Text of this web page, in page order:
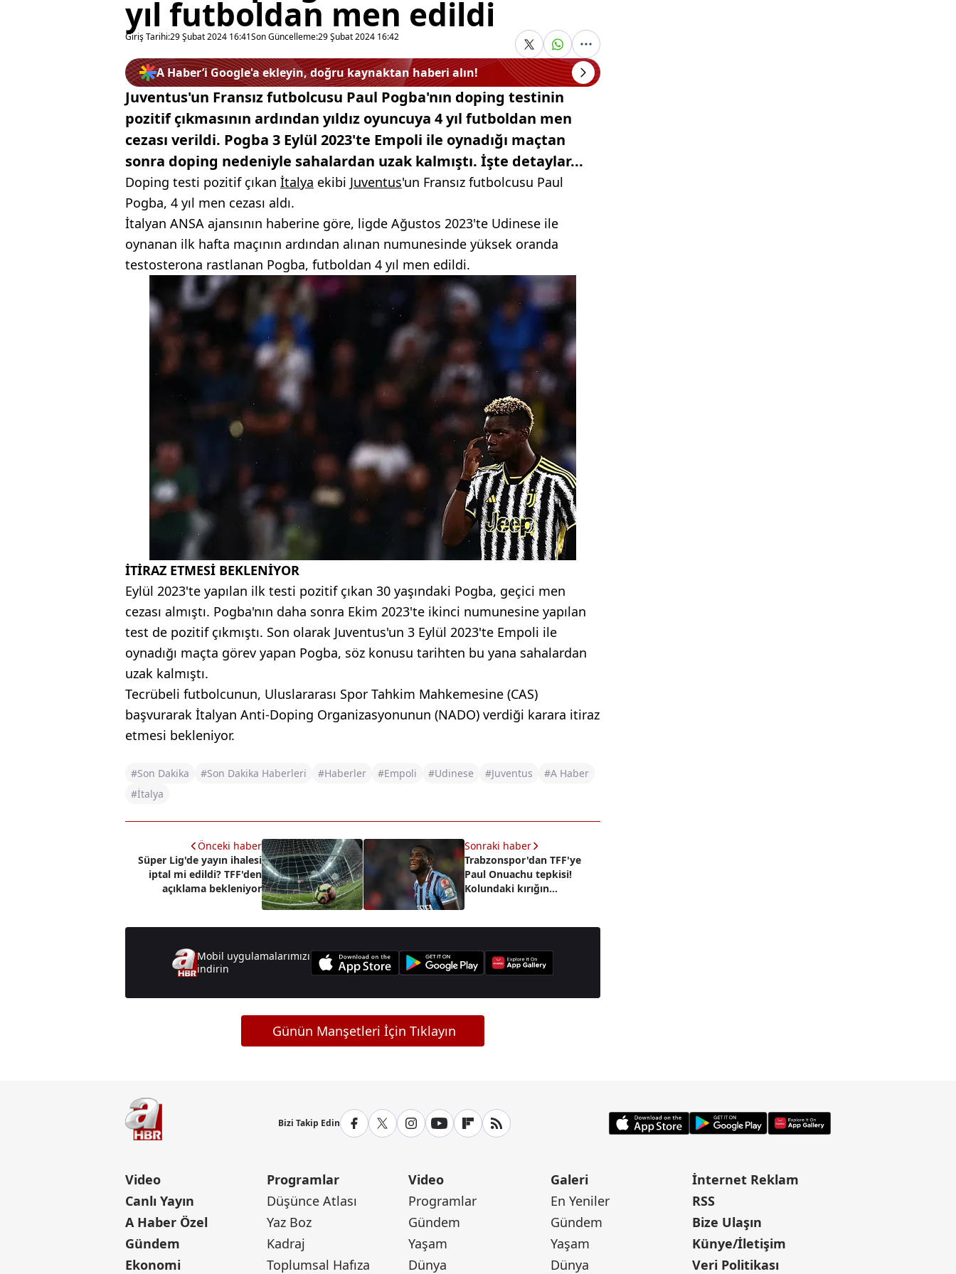
yıl futboldan men edildi
Giriş Tarihi:29 Şubat 2024 16:41Son Güncelleme:29 Şubat 2024 16:42
A Haber’i Google'a ekleyin, doğru kaynaktan haberi alın!
Juventus'un Fransız futbolcusu Paul Pogba'nın doping testinin
pozitif çıkmasının ardından yıldız oyuncuya 4 yıl futboldan men
cezası verildi. Pogba 3 Eylül 2023'te Empoli ile oynadığı maçtan
sonra doping nedeniyle sahalardan uzak kalmıştı. İşte detaylar...
Doping testi pozitif çıkan İtalya ekibi Juventus'un Fransız futbolcusu Paul
Pogba, 4 yıl men cezası aldı.
İtalyan ANSA ajansının haberine göre, ligde Ağustos 2023'te Udinese ile
oynanan ilk hafta maçının ardından alınan numunesinde yüksek oranda
testosterona rastlanan Pogba, futboldan 4 yıl men edildi.
İTİRAZ ETMESİ BEKLENİYOR
Eylül 2023'te yapılan ilk testi pozitif çıkan 30 yaşındaki Pogba, geçici men
cezası almıştı. Pogba'nın daha sonra Ekim 2023'te ikinci numunesine yapılan
test de pozitif çıkmıştı. Son olarak Juventus'un 3 Eylül 2023'te Empoli ile
oynadığı maçta görev yapan Pogba, söz konusu tarihten bu yana sahalardan
uzak kalmıştı.
Tecrübeli futbolcunun, Uluslararası Spor Tahkim Mahkemesine (CAS)
başvurarak İtalyan Anti-Doping Organizasyonunun (NADO) verdiği karara itiraz
etmesi bekleniyor.
#Son Dakika #Son Dakika Haberleri #Haberler #Empoli #Udinese #Juventus
#A Haber
#İtalya
Önceki haber
Süper Lig'de yayın ihalesi
iptal mi edildi? TFF'den
açıklama bekleniyor
Sonraki haber
Trabzonspor'dan TFF'ye
Paul Onuachu tepkisi!
Kolundaki kırığın
Mobil uygulamalarımızı
indirin
Günün Manşetleri İçin Tıklayın
Bizi Takip Edin
Video
Canlı Yayın
A Haber Özel
Gündem
Ekonomi
Programlar
Düşünce Atlası
Yaz Boz
Kadraj
Toplumsal Hafıza
Video
Programlar
Gündem
Yaşam
Dünya
Galeri
En Yeniler
Gündem
Yaşam
Dünya
İnternet Reklam
RSS
Bize Ulaşın
Künye/İletişim
Veri Politikası